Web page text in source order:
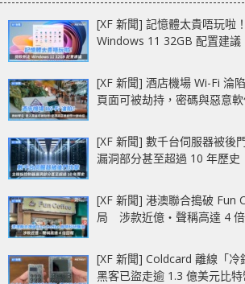
[XF 新聞] 記憶體太貴唔玩
Windows 11 32GB 配置建議
[XF 新聞] 酒店機場 Wi-Fi 淪
頁面可被劫持，密碼與惡意
[XF 新聞] 數千台伺服器被
漏洞部分甚至超過 10 年歷史
[XF 新聞] 港澳聯合搗破 Fun
局 涉款近億‧聲稱高達 4
[XF 新聞] Coldcard 離線「
黑客已盜走逾 1.3 億美元比